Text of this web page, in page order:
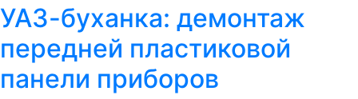
УАЗ-буханка: демонтаж
передней пластиковой
панели приборов